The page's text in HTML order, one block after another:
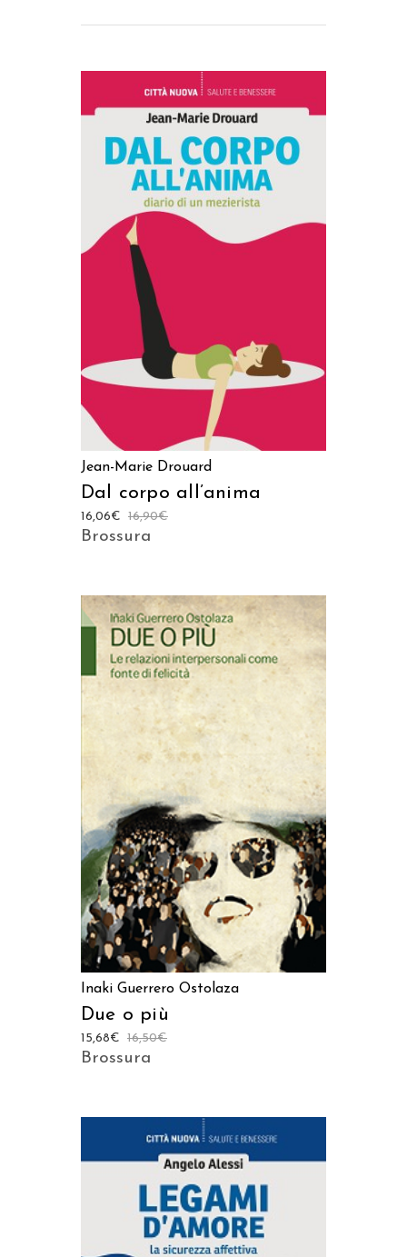
AGGIUNGI AL CARRELLO
Jean-Marie Drouard
Dal corpo all’anima
16,90€
16,06€
Brossura
AGGIUNGI AL CARRELLO
Inaki Guerrero Ostolaza
Due o più
16,50€
15,68€
Brossura